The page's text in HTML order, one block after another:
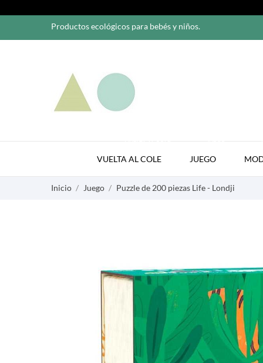
Productos ecológicos para bebés y niños.
VUELTA AL COLE JUEGO
Inicio Juego Puzzle de 200 piezas Life - Londji